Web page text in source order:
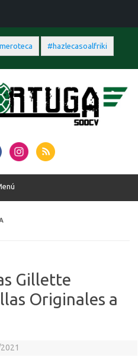
#hazlecasoalfriki
Gillette
Originales a